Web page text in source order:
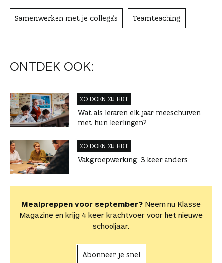
Samenwerken met je collega's Teamteaching
ONTDEK OOK:
ZO DOEN ZIJ HET
Wat als leraren elk jaar meeschuiven
met hun leerlingen?
ZO DOEN ZIJ HET
Vakgroepwerking: 3 keer anders
Mealpreppen voor september? Neem nu Klasse
Magazine en krijg 4 keer krachtvoer voor het nieuwe
schooljaar.
Abonneer je snel